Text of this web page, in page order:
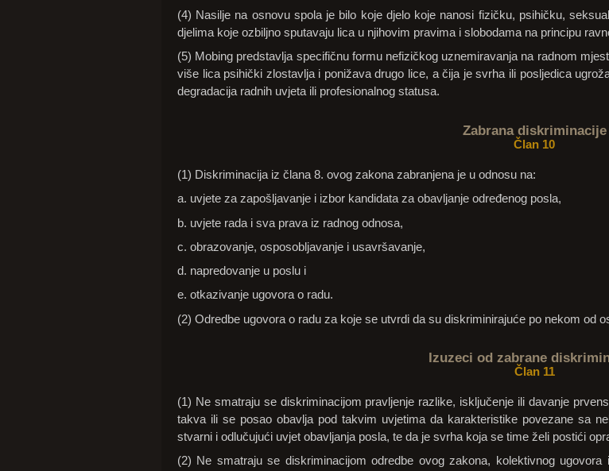
(4) Nasilje na osnovu spola je bilo koje djelo koje nanosi fizičku, psihičku,
djelima koje ozbiljno sputavaju lica u njihovim pravima i slobodama na principu
(5) Mobing predstavlja specifičnu formu nefizičkog uznemiravanja na radnom
više lica psihički zlostavlja i ponižava drugo lice, a čija je svrha ili posljedica
degradacija radnih uvjeta ili profesionalnog statusa.
Zabrana diskriminacije
Član 10
(1) Diskriminacija iz člana 8. ovog zakona zabranjena je u odnosu na:
a. uvjete za zapošljavanje i izbor kandidata za obavljanje određenog posla,
b. uvjete rada i sva prava iz radnog odnosa,
c. obrazovanje, osposobljavanje i usavršavanje,
d. napredovanje u poslu i
e. otkazivanje ugovora o radu.
(2) Odredbe ugovora o radu za koje se utvrdi da su diskriminirajuće po nekom od
Izuzeci od zabrane
Član 11
(1) Ne smatraju se diskriminacijom pravljenje razlike, isključenje ili davanje
takva ili se posao obavlja pod takvim uvjetima da karakteristike povezane sa
stvarni i odlučujući uvjet obavljanja posla, te da je svrha koja se time želi postići
(2) Ne smatraju se diskriminacijom odredbe ovog zakona, kolektivnog